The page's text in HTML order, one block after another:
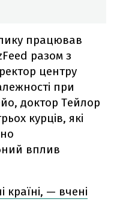
працював
разом з
центру
при
доктор Тейлор
курців, які
вплив
країні, — вчені